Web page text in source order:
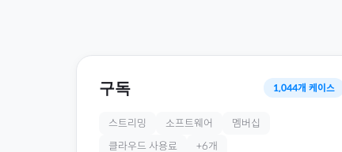
구독 1,044개 케이스
스트리밍 소프트웨어
멤버십
클라우드 사용료
+6개